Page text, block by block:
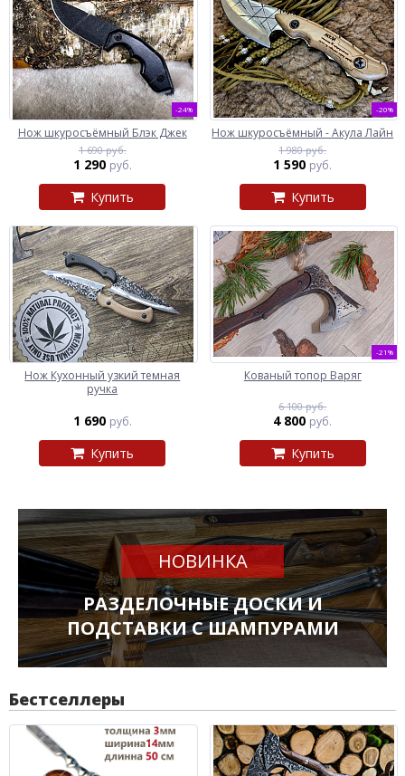
-24%
Нож шкуросъёмный Блэк Джек
1 690 руб.
1 290 руб.
Купить
-20%
Нож шкуросъёмный - Акула Лайн
1 980 руб.
1 590 руб.
Купить
Нож Кухонный узкий темная
ручка
1 690 руб.
Купить
-21%
Кованый топор Варяг
6 100 руб.
4 800 руб.
Купить
НОВИНКА
РАЗДЕЛОЧНЫЕ ДОСКИ И
ПОДСТАВКИ С ШАМПУРАМИ
Бестселлеры